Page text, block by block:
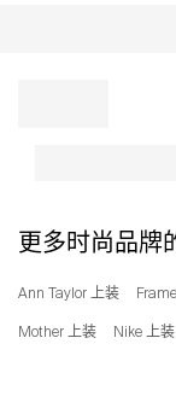
更多时尚品牌
Ann Taylor 上装
Mother 上装 Nike 上装